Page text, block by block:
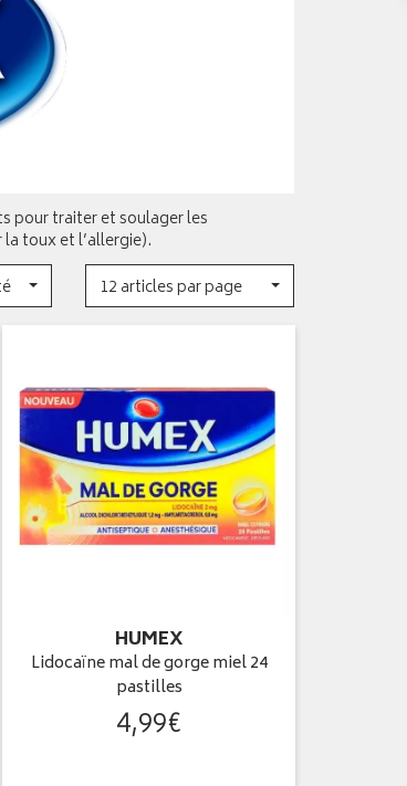
pour traiter et soulager les
toux et l’allergie).
12 articles par page
HUMEX
Lidocaïne mal de gorge miel 24
pastilles
4,99€